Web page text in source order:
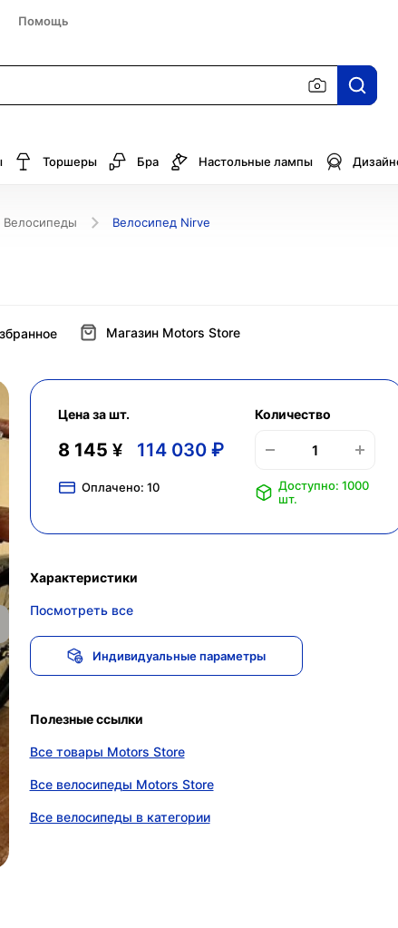
Помощь
Торшеры Бра Настольные лампы
Велосипеды Велосипед Nirve
Магазин Motors Store
Цена за шт.
8 145 ¥ 114 030 ₽
Оплачено: 10
Количество
Доступно: 1000
шт.
Характеристики
Посмотреть все
Индивидуальные параметры
Полезные ссылки
Все товары Motors Store
Все велосипеды Motors Store
Все велосипеды в категории